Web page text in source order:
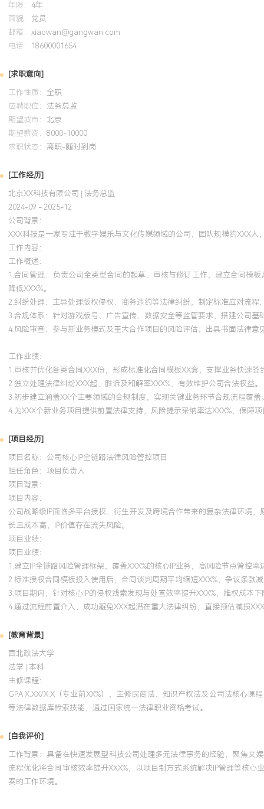
年限： 4年
面貌： 党员
邮箱： xiaowan@gangwan.com
电话：
18600001654
[求职意向]
工作性质： 全职
应聘职位： 法务总监
期望城市： 北京
期望薪资： 8000-10000
求职状态： 离职-随时到岗
[工作经历]
北京XX科技有限公司 | 法务总监
2024-09 - 2025-12
公司背景：
XXX科技是一家专注于数字娱乐与文化传媒领域的公司，团队规模约XXX
工作内容：
工作概述：
1.合同管理：负责公司全类型合同的起草、审核与修订工作，建立合同模
降低XXX%。
2.纠纷处理：主导处理版权侵权、商务违约等法律纠纷，制定标准应对流
3.合规体系：针对游戏版号、广告宣传、数据安全等监管要求，搭建公司
4.风险审查：参与新业务模式及重大合作项目的风险评估，出具书面法律
工作业绩：
1.审核并优化各类合同XXX份，形成标准化合同模板XX套，支撑业务快速签
2.独立处理法律纠纷XXX起，胜诉及和解率XXX%，有效维护公司合法权益。
3.初步建立涵盖XX个主要领域的合规制度，实现关键业务环节合规流程覆盖
4.为XXX个新业务项目提供前置法律支持，风险提示采纳率达XXX%，保障
[项目经历]
项目名称：公司核心IP全链路法律风险管控项目
担任角色： 项目负责人
项目背景：
项目内容：
公司战略级IP面临多平台授权、衍生开发及跨境合作带来的复杂法律环境
长且成本高，IP价值存在流失风险。
项目业绩：
项目业绩：
1.建立IP全链路风险管理框架，覆盖XXX%的核心IP业务，高风险节点管控率
2.标准授权合同模板投入使用后，合同谈判周期平均缩短XXX%，争议条款减
3.项目期内，针对核心IP的侵权线索发现与处置效率提升XXX%，维权成本下
4.通过流程前置介入，成功避免XXX起潜在重大法律纠纷，直接预估减损
[教育背景]
西北政法大学
法学 | 本科
主修课程：
GPA X.XX/X.X（专业前XX%），主修民商法、知识产权法及公司法核心
等法律数据库检索技能，通过国家统一法律职业资格考试。
[自我评价]
工作背景：具备在快速发展型科技公司处理多元法律事务的经验，聚焦文
流程优化将合同审核效率提升XXX%，以项目制方式系统解决IP管理等核
奏的工作环境。